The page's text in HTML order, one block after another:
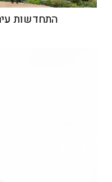
התחדשות